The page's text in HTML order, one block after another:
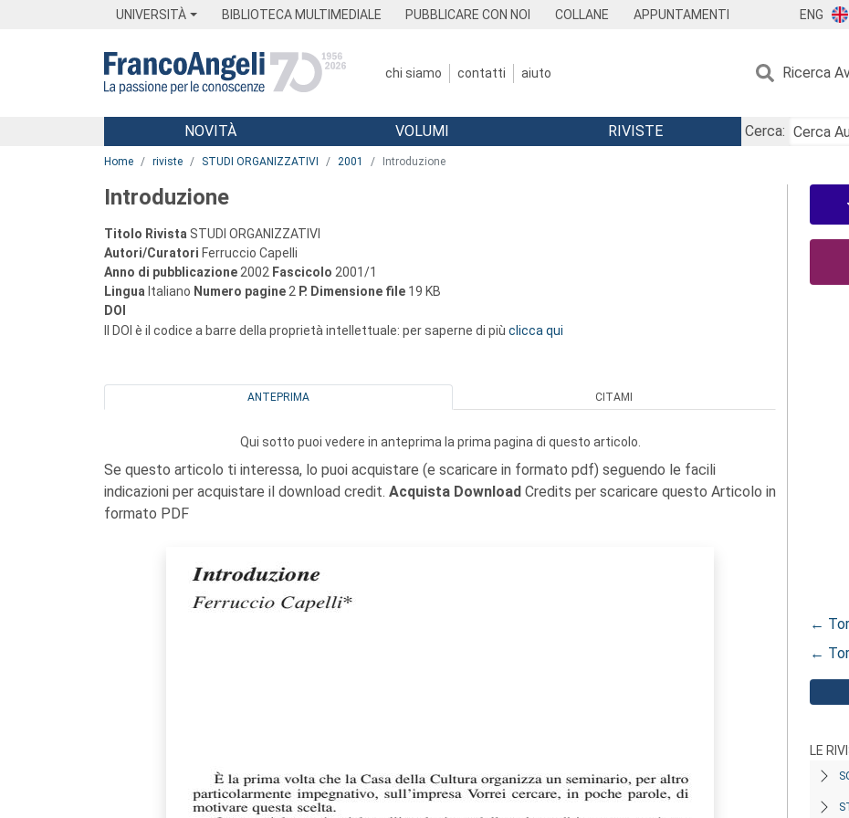
UNIVERSITÀ BIBLIOTECA MULTIMEDIALE PUBBLICARE CON NOI COLLANE APPUNTAMENTI ENG
chi siamo contatti aiuto Ricerca
Menu
NOVITÀ VOLUMI RIVISTE
Cerca:
Home riviste STUDI ORGANIZZATIVI 2001 Introduzione
Introduzione
Titolo Rivista STUDI ORGANIZZATIVI
Autori/Curatori Ferruccio Capelli
Anno di pubblicazione 2002 Fascicolo 2001/1
Lingua Italiano Numero pagine 2 P. Dimensione file 19 KB
DOI
Il DOI è il codice a barre della proprietà intellettuale: per saperne di più clicca qui
ANTEPRIMA CITAMI
Qui sotto puoi vedere in anteprima la prima pagina di questo articolo.
Se questo articolo ti interessa, lo puoi acquistare (e scaricare in formato pdf) seguendo le facili
indicazioni per acquistare il download credit. Acquista Download Credits per scaricare questo Articolo in
formato PDF
←
←
LE